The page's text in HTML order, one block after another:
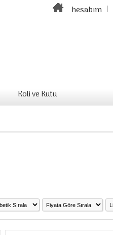
hesabım
Koli ve Kutu